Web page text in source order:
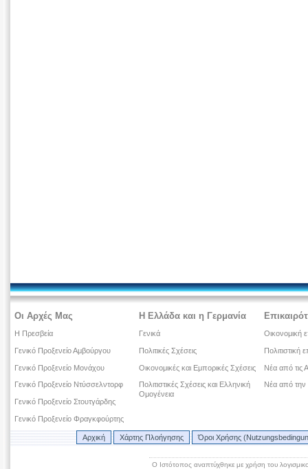
Οι Αρχές Μας
Η Πρεσβεία
Γενικό Προξενείο Αμβούργου
Γενικό Προξενείο Μονάχου
Γενικό Προξενείο Ντύσσελντορφ
Γενικό Προξενείο Στουτγάρδης
Γενικό Προξενείο Φραγκφούρτης
Η Ελλάδα και η Γερμανία
Γενικά
Πολιτικές Σχέσεις
Οικονομικές και Εμπορικές Σχέσεις
Πολιτιστικές Σχέσεις και Ελληνική
Ομογένεια
Οικονομική
Πολιτιστική
Νέα από τις
Νέα από την
Αρχική Χάρτης Πλοήγησης Όροι Χρήσης
Ο Ιστότοπος αναπτύχθηκε με χρήση του